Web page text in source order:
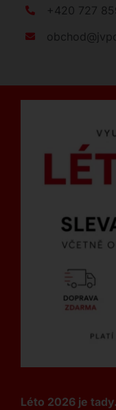
+420 727
Léto 2026 je tady.